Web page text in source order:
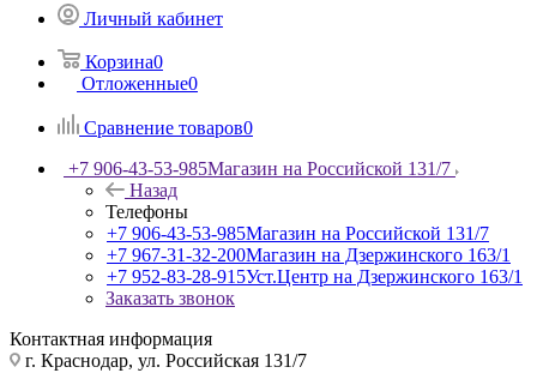
Личный кабинет
Корзина0
Отложенные0
Сравнение товаров0
+7 906-43-53-985Магазин на Российской 131/7
Назад
Телефоны
+7 906-43-53-985Магазин на Российской 131/7
+7 967-31-32-200Магазин на Дзержинского 163/1
+7 952-83-28-915Уст.Центр на Дзержинского 163/1
Заказать звонок
Контактная информация
г. Краснодар, ул. Российская 131/7